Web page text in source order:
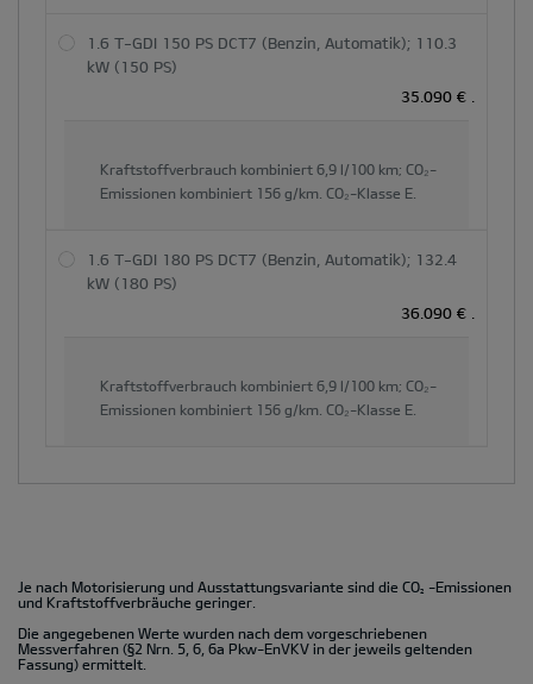
1.6 T-GDI 150 PS DCT7 (Benzin, Automatik); 110.3
kW (150 PS)
35.090 €
Kraftstoffverbrauch kombiniert 6,9 l/100 km; CO₂-
Emissionen kombiniert 156 g/km. CO₂-Klasse E.
1.6 T-GDI 180 PS DCT7 (Benzin, Automatik); 132.4
kW (180 PS)
36.090 €
Kraftstoffverbrauch kombiniert 6,9 l/100 km; CO₂-
Emissionen kombiniert 156 g/km. CO₂-Klasse E.
Je nach Motorisierung und Ausstattungsvariante sind die CO2
-Emissionen
und Kraftstoffverbräuche geringer.
Die angegebenen Werte wurden nach dem vorgeschriebenen
Messverfahren (§2 Nrn. 5, 6, 6a Pkw-EnVKV in der jeweils geltenden
Fassung) ermittelt.